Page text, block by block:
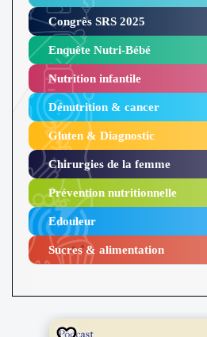
Congrès SRS 2025 ​
Enquête Nutri-Bébé ​
Nutrition infantile
Dénutrition & cancer
Gluten & Diagnostic
Chirurgies de la femme
Prévention nutritionnelle
Edouleur​
Sucres & alimentation​